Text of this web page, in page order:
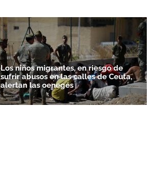
Los niños migrantes, en riesgo de
sufrir abusos en las calles de Ceuta,
alertan las oenegés